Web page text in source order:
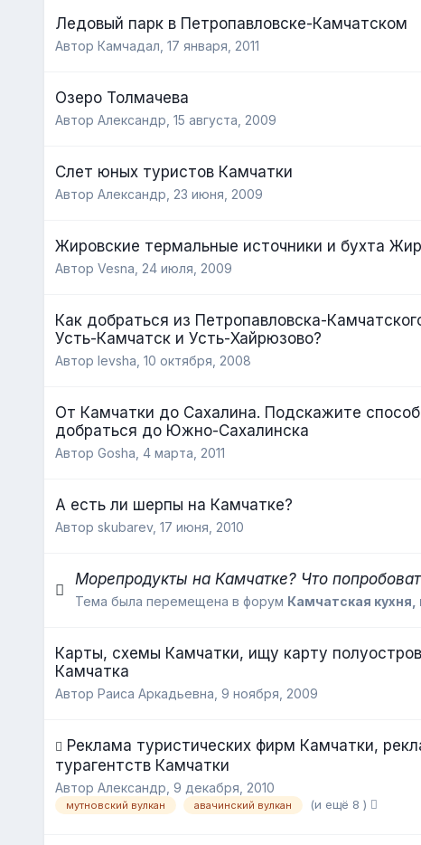
Ледовый парк в Петропавловске-Камчатском
Автор Камчадал, 17 января, 2011
Озеро Толмачева
Автор Александр, 15 августа, 2009
Cлет юных туристов Камчатки
Автор Александр, 23 июня, 2009
Жировские термальные источники и бухта
Автор Vesna, 24 июля, 2009
Как добраться из Петропавловска-
Усть-Камчатск и Усть-Хайрюзово?
Автор levsha, 10 октября, 2008
От Камчатки до Сахалина. Подскажите способ
добраться до Южно-Сахалинска
Автор Gosha, 4 марта, 2011
А есть ли шерпы на Камчатке?
Автор skubarev, 17 июня, 2010
Морепродукты на Камчатке? Что
Тема была перемещена в форум Камчатская
Карты, схемы Камчатки, ищу карту
Камчатка
Автор Раиса Аркадьевна, 9 ноября, 2009
Реклама туристических фирм Камчатки,
турагентств Камчатки
Автор Александр, 9 декабря, 2010
мутновский вулкан авачинский вулкан (и ещё 8 )